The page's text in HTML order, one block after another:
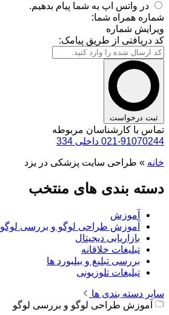
در واتس اپ به شما پیام بدهیم.
شماره همراه شما:
ویرایش شماره
کد دریافتی از طریق پیامک:
ثبت درخواست
تماس با کارشناسان مربوطه
021-91070244 داخلی 334
خانه » طراحی سایت پزشکی در یزد
دسته بندی های منتخب
آموزش
آموزش طراحی لوگو و بررسی لوگو
بازاریابی دیجیتال
تبلیغات خلاقانه
بررسی تبلیغ و بیلبورد ها
تبلیغات تلوزیونی
سایر دسته بندی ها
آموزش طراحی لوگو و بررسی لوگو